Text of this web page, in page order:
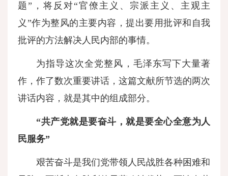
题”，将反对“官僚主义、宗派主义、主观主
义”作为整风的主要内容，提出要用批评和自我
批评的方法解决人民内部的事情。
为指导这次全党整风，毛泽东写下大量著
作，作了数次重要讲话，这篇文献所节选的两次
讲话内容，就是其中的组成部分。
“共产党就是要奋斗，就是要全心全意为人
民服务”
艰苦奋斗是我们党带领人民战胜各种困难和